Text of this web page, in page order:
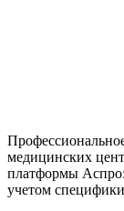
медицинских
платформы
учетом